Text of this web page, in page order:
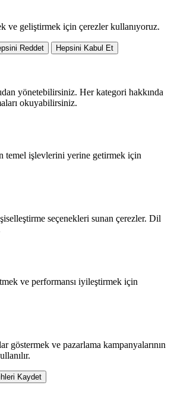
ve geliştirmek için çerezler kullanıyoruz.
Reddet Hepsini Kabul Et
yönetebilirsiniz. Her kategori hakkında
okuyabilirsiniz.
temel işlevlerini yerine getirmek için
seçenekleri sunan çerezler. Dil
ve performansı iyileştirmek için
göstermek ve pazarlama kampanyalarının
Kaydet